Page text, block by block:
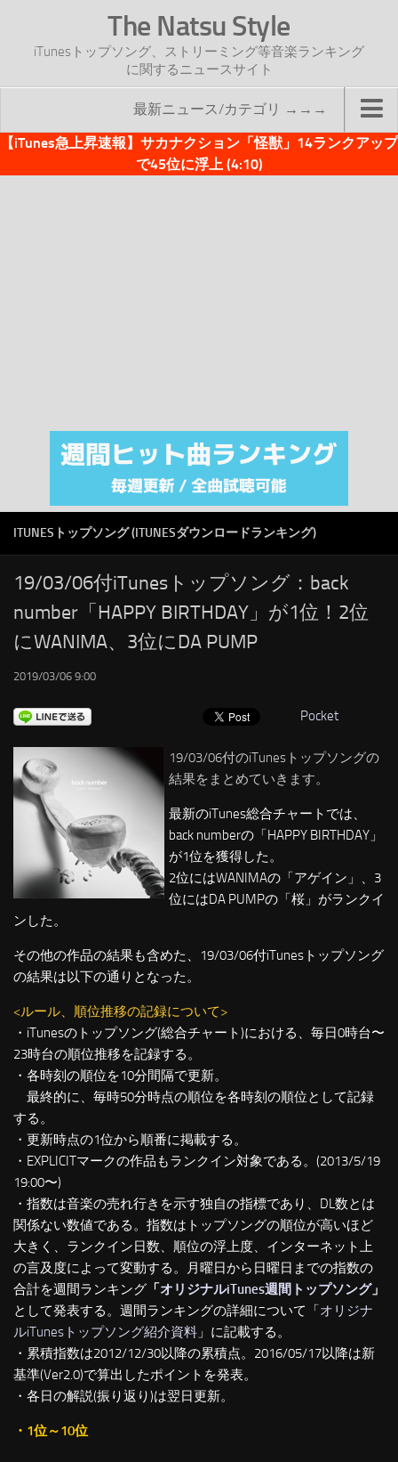
The Natsu Style
iTunesトップソング、ストリーミング等音楽ランキング
に関するニュースサイト
最新ニュース/カテゴリ →→→
TOP
注目カテゴリ
オリジナルiTunes週間トップソング
RSS
LINKS
【iTunes急上昇速報】サカナクション「怪獣」14ランクアップ
で45位に浮上 (4:10)
ITUNESトップソング (ITUNESダウンロードランキング)
19/03/06付iTunesトップソング：back
number「HAPPY BIRTHDAY」が1位！2位
にWANIMA、3位にDA PUMP
2019/03/06 9:00
Pocket
19/03/06付のiTunesトップソングの
結果をまとめていきます。
最新のiTunes総合チャートでは、
back numberの「HAPPY BIRTHDAY」
が1位を獲得した。
2位にはWANIMAの「アゲイン」、3
位にはDA PUMPの「桜」がランクイ
ンした。
その他の作品の結果も含めた、19/03/06付iTunesトップソング
の結果は以下の通りとなった。
<ルール、順位推移の記録について>
・iTunesのトップソング(総合チャート)における、毎日0時台〜
23時台の順位推移を記録する。
・各時刻の順位を10分間隔で更新。
最終的に、毎時50分時点の順位を各時刻の順位として記録
する。
・更新時点の1位から順番に掲載する。
・EXPLICITマークの作品もランクイン対象である。(2013/5/19
19:00〜)
・指数は音楽の売れ行きを示す独自の指標であり、DL数とは
関係ない数値である。指数はトップソングの順位が高いほど
大きく、ランクイン日数、順位の浮上度、インターネット上
の言及度によって変動する。月曜日から日曜日までの指数の
合計を週間ランキング 「オリジナルiTunes週間トップソング」
として発表する。週間ランキングの詳細について「オリジナ
ルiTunesトップソング紹介資料 」に記載する。
・累積指数は2012/12/30以降の累積点。2016/05/17以降は新
基準(Ver2.0)で算出したポイントを発表。
・各日の解説(振り返り)は翌日更新。
・1位～10位